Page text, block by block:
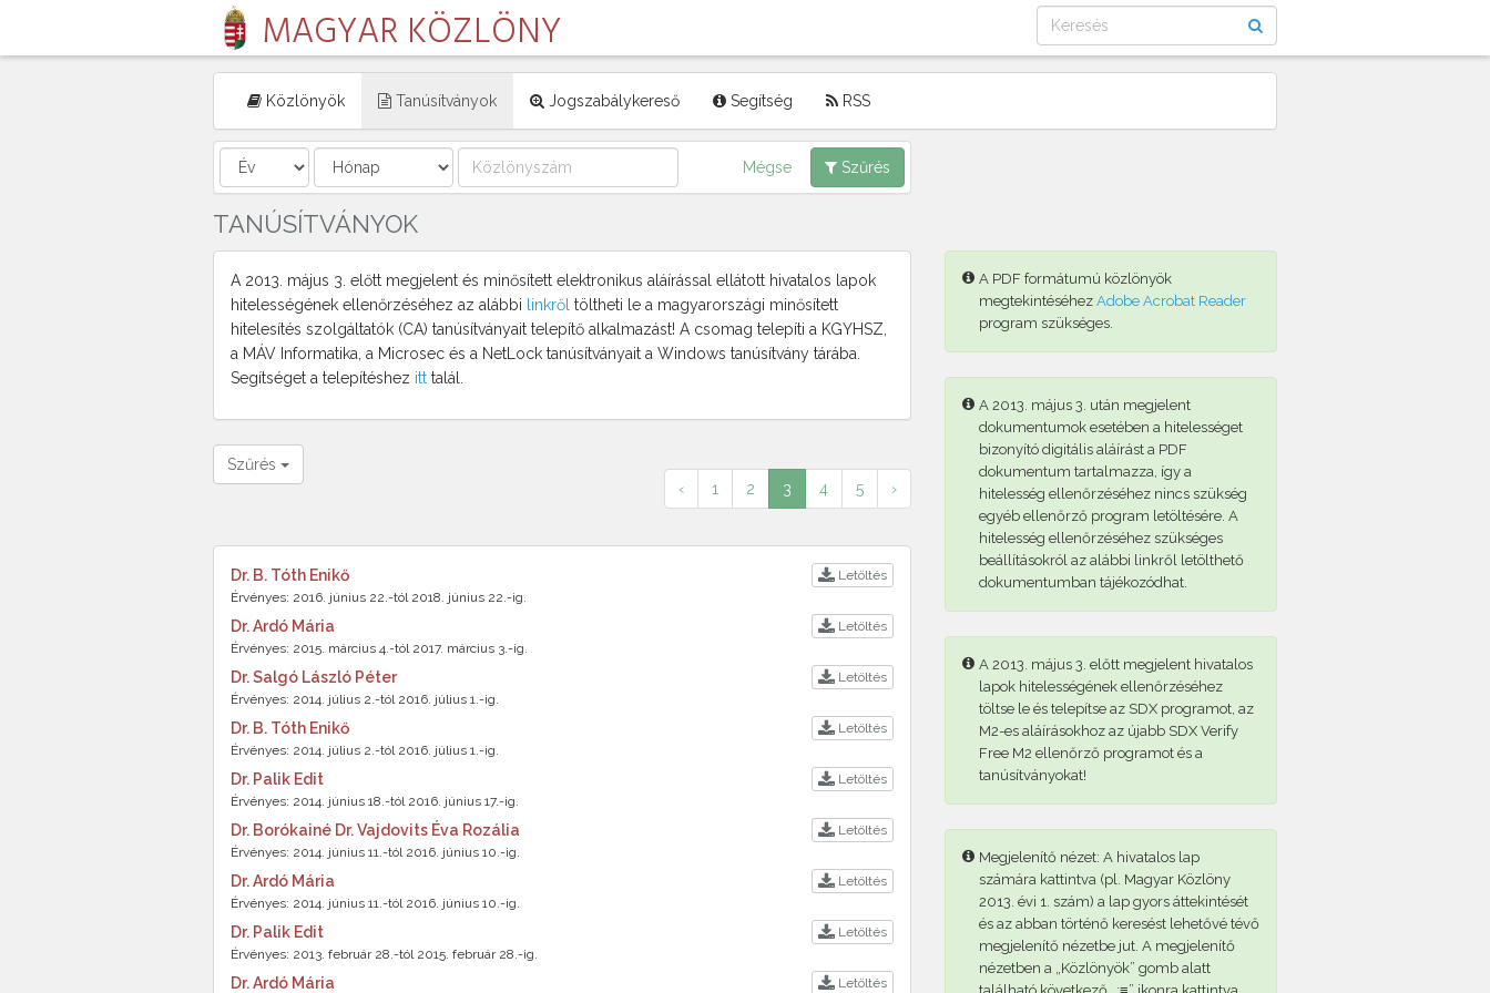
MAGYAR KÖZLÖNY
Közlönyök Tanúsítványok Jogszabálykereső Segítség RSS
Mégse Szűrés
TANÚSÍTVÁNYOK
A 2013. május 3. előtt megjelent és minősített elektronikus aláírással ellátott hivatalos lapok
hitelességének ellenőrzéséhez az alábbi
linkről töltheti le a magyarországi minősített
hitelesítés szolgáltatók (CA) tanúsítványait telepítő alkalmazást! A csomag telepíti a KGYHSZ,
a MÁV Informatika, a Microsec és a NetLock tanúsítványait a Windows tanúsítvány tárába.
Segítséget a telepítéshez itt talál.
Szűrés
‹
1 2 3 4 5 ›
Dr. B. Tóth Enikő
Érvényes: 2016. június 22.-tól 2018. június 22.-ig.
Letöltés
Dr. Ardó Mária
Érvényes: 2015. március 4.-tól 2017. március 3.-ig.
Letöltés
Dr. Salgó László Péter
Érvényes: 2014. július 2.-tól 2016. július 1.-ig.
Letöltés
Dr. B. Tóth Enikő
Érvényes: 2014. július 2.-tól 2016. július 1.-ig.
Letöltés
Dr. Palik Edit
Érvényes: 2014. június 18.-tól 2016. június 17.-ig.
Letöltés
Dr. Borókainé Dr. Vajdovits Éva Rozália
Érvényes: 2014. június 11.-tól 2016. június 10.-ig.
Letöltés
Dr. Ardó Mária
Érvényes: 2014. június 11.-tól 2016. június 10.-ig.
Letöltés
Dr. Palik Edit
Érvényes: 2013. február 28.-tól 2015. február 28.-ig.
Letöltés
Dr. Ardó Mária Letöltés
A PDF formátumú közlönyök
megtekintéséhez Adobe Acrobat Reader
program szükséges.
A 2013. május 3. után megjelent
dokumentumok esetében a hitelességet
bizonyító digitális aláírást a PDF
dokumentum tartalmazza, így a
hitelesség ellenőrzéséhez nincs szükség
egyéb ellenőrző program letöltésére. A
hitelesség ellenőrzéséhez szükséges
beállításokról az alábbi linkről letölthető
dokumentumban tájékozódhat.
A 2013. május 3. előtt megjelent hivatalos
lapok hitelességének ellenőrzéséhez
töltse le és telepítse az SDX programot, az
M2-es aláírásokhoz az újabb SDX Verify
Free M2 ellenőrző programot és a
tanúsítványokat!
Megjelenítő nézet: A hivatalos lap
számára kattintva (pl. Magyar Közlöny
2013. évi 1. szám) a lap gyors áttekintését
és az abban történő keresést lehetővé tévő
megjelenítő nézetbe jut. A megjelenítő
nézetben a „Közlönyök” gomb alatt